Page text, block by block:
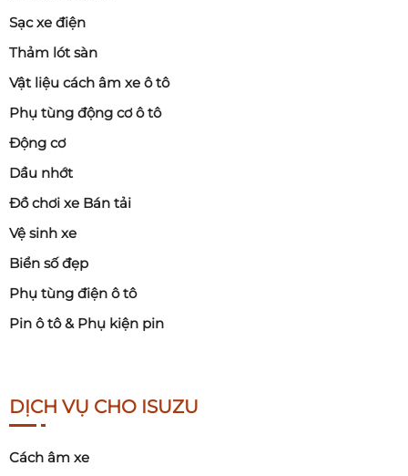
Sạc xe điện
Thảm lót sàn
Vật liệu cách âm xe ô tô
Phụ tùng động cơ ô tô
Động cơ
Dầu nhớt
Đồ chơi xe Bán tải
Vệ sinh xe
Biển số đẹp
Phụ tùng điện ô tô
Pin ô tô & Phụ kiện pin
DỊCH VỤ CHO ISUZU
Cách âm xe